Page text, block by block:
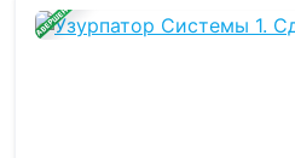
ЗАВЕРШЕНА